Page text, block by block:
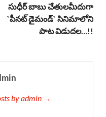
సుధీర్ బాబు చేతులమీదుగా
`పీన‌ట్ డైమండ్` సినిమాలోని
పాట విడుదల…!!
by admin →